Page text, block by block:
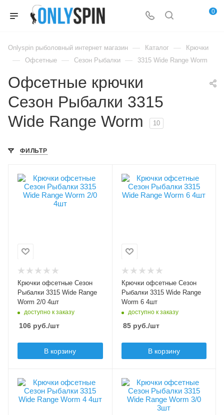
0
Onlyspin рыболовный интернет магазин — Каталог — Крючки
— Офсетные — Сезон Рыбалки — 3315 Wide Range Worm
Офсетные крючки
Сезон Рыбалки 3315
Wide Range Worm
10
ФИЛЬТР
Особенности крючка
увеличенное ушко
Модель крючков
2/0
4
Цвет крючка
черный
Бородка
с бородкой
Крючки офсетные Сезон
Рыбалки 3315 Wide Range
Worm 2/0 4шт
доступно к заказу
106 руб./шт
В корзину
Особенности крючка
увеличенное ушко
4
Цвет крючка
черный
Бородка
с бородкой
Крючки офсетные Сезон
Рыбалки 3315 Wide Range
Worm 6 4шт
доступно к заказу
85руб./шт
В корзину
Особенности крючка
увеличенное ушко
Особенности крючка
увеличенное ушко
Модель крючков